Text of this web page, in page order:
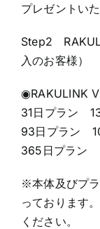
プレゼントいた
Step2
入のお客様）
◉RAKULINK
31日プラン
93日プラン
365日プラン
※本体及びプ
っております
ください。